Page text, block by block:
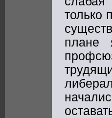
только
плане